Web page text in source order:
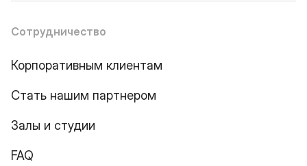
Сотрудничество
Корпоративным клиентам
Стать нашим партнером
Залы и студии
FAQ